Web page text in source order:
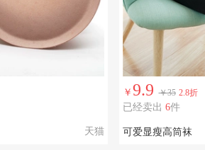
天猫
￥ 9.9 ￥35 2.8折
已经卖出 6件
可爱显瘦高筒袜